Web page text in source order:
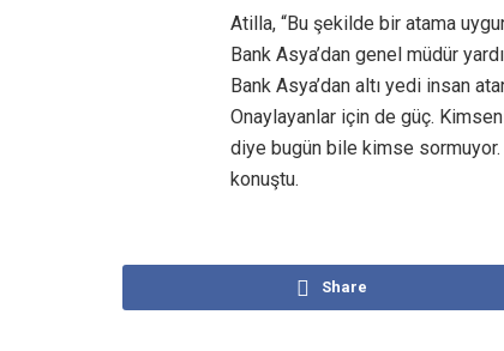
Atilla, “Bu şekilde bir atama
Bank Asya’dan genel müdür
Bank Asya’dan altı yedi insan
Onaylayanlar için de güç.
diye bugün bile kimse sormuyor.
konuştu.
Share